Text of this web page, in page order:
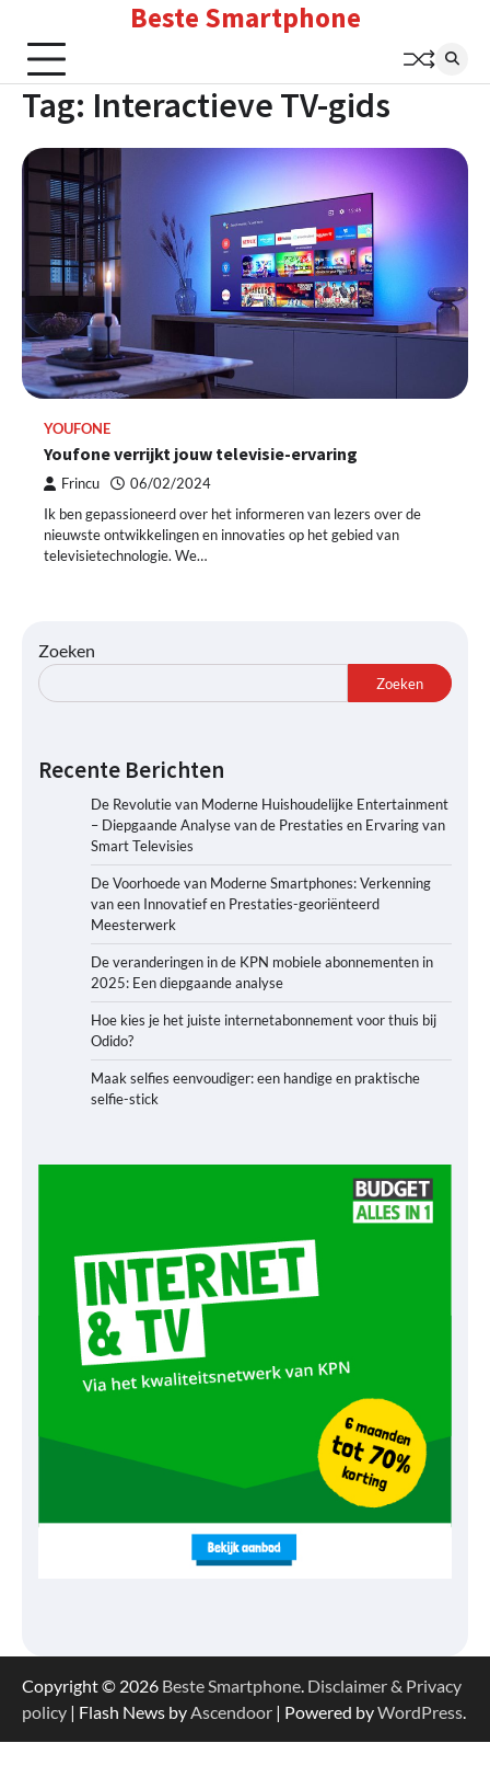
content
Beste Smartphone
Tag: Interactieve TV-gids
YOUFONE
Youfone verrijkt jouw televisie-ervaring
Frincu 06/02/2024
Ik ben gepassioneerd over het informeren van lezers over de
nieuwste ontwikkelingen en innovaties op het gebied van
televisietechnologie. We…
Zoeken
Zoeken
Recente Berichten
De Revolutie van Moderne Huishoudelijke Entertainment
– Diepgaande Analyse van de Prestaties en Ervaring van
Smart Televisies
De Voorhoede van Moderne Smartphones: Verkenning
van een Innovatief en Prestaties-georiënteerd
Meesterwerk
De veranderingen in de KPN mobiele abonnementen in
2025: Een diepgaande analyse
Hoe kies je het juiste internetabonnement voor thuis bij
Odido?
Maak selfies eenvoudiger: een handige en praktische
selfie-stick
Copyright © 2026 Beste Smartphone. Disclaimer & Privacy
policy | Flash News byAscendoor | Powered byWordPress.